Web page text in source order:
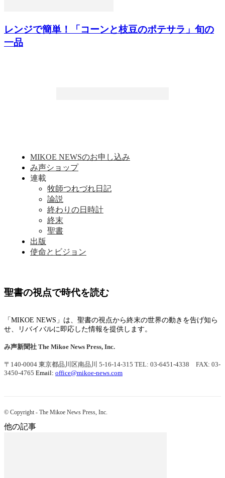
レンジで簡単！「コーンと枝豆のポテサラ」旬の
一品
MIKOE NEWSのお申し込み
み声ショップ
連載
牧師つれづれ日記
論説
終わりの日時計
終末
聖書
出版
使命とビジョン
聖書の視点で時代を読む
「MIKOE NEWS」は、聖書の視点から終末の世界の動きを告げ知ら
せ、リバイバルに即応した情報を提供します。
み声新聞社 The Mikoe News Press, Inc.
〒140-0004 東京都品川区南品川 5-16-14-315 TEL: 03-6451-4338 FAX: 03-
3450-4765 Email: office@mikoe-news.com
© Copyright - The Mikoe News Press, Inc.
他の記事